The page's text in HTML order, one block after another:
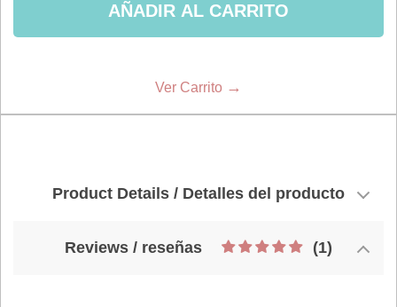
AÑADIR AL CARRITO
Ver Carrito →
Product Details / Detalles del producto
Reviews / reseñas (1)